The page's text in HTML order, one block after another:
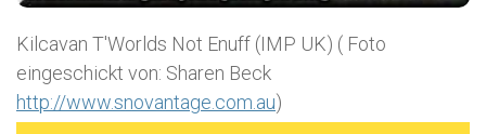
Kilcavan T'Worlds Not Enuff (IMP UK) ( Foto
eingeschickt von: Sharen Beck
http://www.snovantage.com.au)